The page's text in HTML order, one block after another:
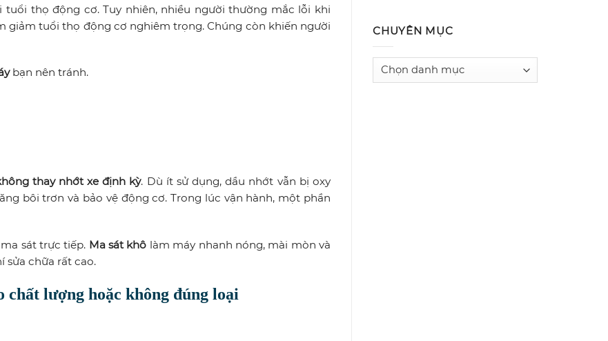
thọ động cơ. Tuy nhiên, nhiều người thường mắc lỗi khi
giảm tuổi thọ động cơ nghiêm trọng. Chúng còn khiến người
bạn nên tránh.
thay nhớt xe định kỳ. Dù ít sử dụng, dầu nhớt vẫn bị oxy
bôi trơn và bảo vệ động cơ. Trong lúc vận hành, một phần
sát trực tiếp. Ma sát khô làm máy nhanh nóng, mài mòn và
sửa chữa rất cao.
chất lượng hoặc không đúng loại
CHUYÊN MỤC
Chuyên